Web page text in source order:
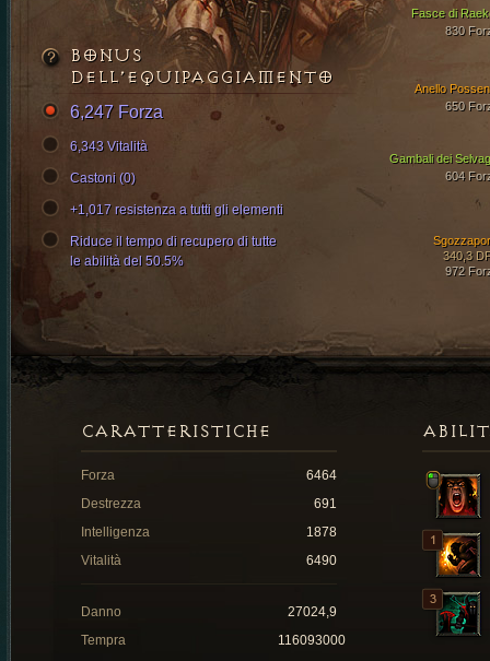
Fasce di
830
Gambali dei
604
340,3
972
Anello
650
BONUS
DELL’EQUIPAGGIAMENTO
6,247 Forza
6,343 Vitalità
Castoni (0)
+1,017 resistenza a tutti gli elementi
Riduce il tempo di recupero di tutte
le abilità del 50.5%
CARATTERISTICHE
Forza
6464
Destrezza
691
Intelligenza
1878
Vitalità
6490
Danno
27024,9
Tempra
116093000